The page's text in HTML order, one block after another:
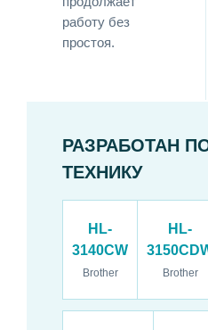
работу без
простоя.
РАЗРАБОТАН
ТЕХНИКУ
HL-
3140CW
Brother
HL-
Brother